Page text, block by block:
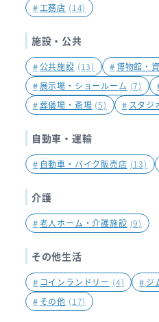
# 工務店 (14)
施設・公共
#公共施設 (13) #博物館・
# 展示場・ショールーム (7)
#葬儀場・斎場 (5) # スタジ
自動車・運輸
# 自動車・バイク販売店 (13)
介護
#老人ホーム・介護施設 (9)
その他生活
# コインランドリー (4) # ジ
# その他 (17)